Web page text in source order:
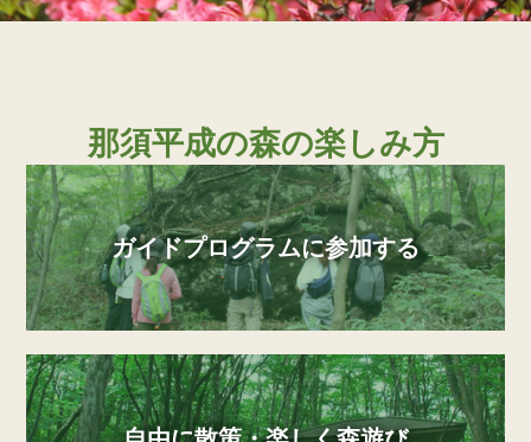
那須平成の森の楽しみ方
ガイドプログラムに参加する